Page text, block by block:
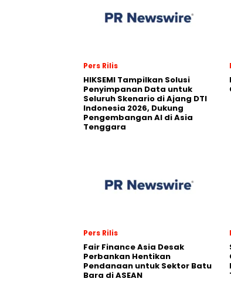
Pers Rilis
HIKSEMI Tampilkan Solusi
Penyimpanan Data untuk
Seluruh Skenario di Ajang DTI
Indonesia 2026, Dukung
Pengembangan AI di Asia
Tenggara
Pers Rilis
Fair Finance Asia Desak
Perbankan Hentikan
Pendanaan untuk Sektor Batu
Bara di ASEAN